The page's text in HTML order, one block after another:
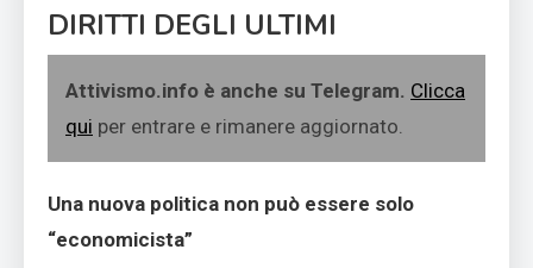
DIRITTI DEGLI ULTIMI
Attivismo.info è anche su Telegram. Clicca
qui per entrare e rimanere aggiornato.
Una nuova politica non può essere solo
“economicista”